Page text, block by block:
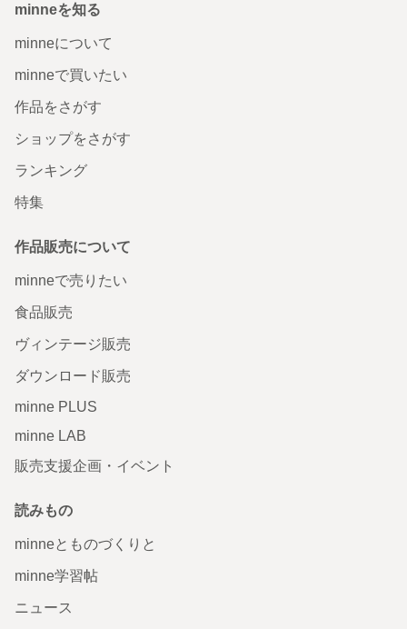
minneを知る
minneについて
minneで買いたい
作品をさがす
ショップをさがす
ランキング
特集
作品販売について
minneで売りたい
食品販売
ヴィンテージ販売
ダウンロード販売
minne PLUS
minne LAB
販売支援企画・イベント
読みもの
minneとものづくりと
minne学習帖
ニュース